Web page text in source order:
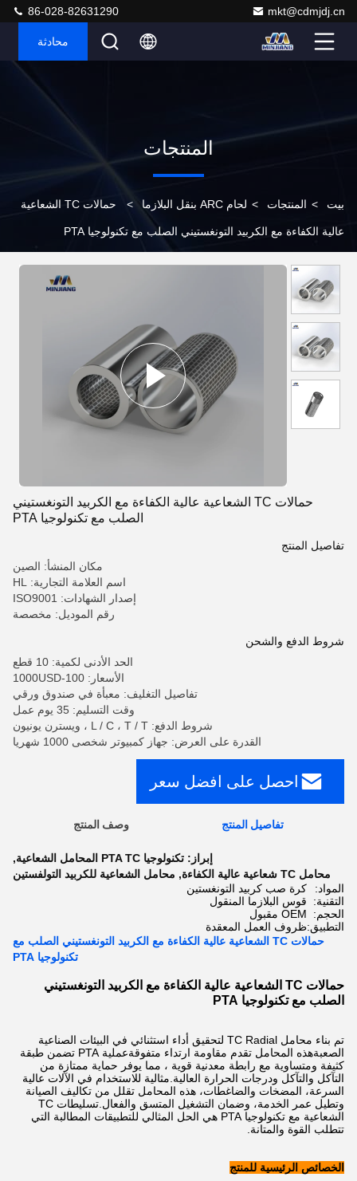
mkt@cdmjdj.cn
86-028-82631290
محادثة
المنتجات
بيت > المنتجات > لحام ARC بنقل البلازما > حمالات TC الشعاعية
عالية الكفاءة مع الكربيد التونغستيني الصلب مع تكنولوجيا PTA
حمالات TC الشعاعية عالية الكفاءة مع الكربيد التونغستيني
الصلب مع تكنولوجيا PTA
تفاصيل المنتج
مكان المنشأ: الصين
اسم العلامة التجارية: HL
إصدار الشهادات: ISO9001
رقم الموديل: مخصصة
شروط الدفع والشحن
الحد الأدنى لكمية: 10 قطع
الأسعار: 100-1000USD
تفاصيل التغليف: معبأة في صندوق ورقي
وقت التسليم: 35 يوم عمل
شروط الدفع: L / C ، T / T ، ويسترن يونيون
القدرة على العرض: جهاز كمبيوتر شخصى 1000 شهريا
احصل على افضل سعر
تفاصيل المنتج وصف المنتج
إبراز: تكنولوجيا PTA TC المحامل الشعاعية
,
محامل TC شعاعية عالية الكفاءة
, محامل الشعاعية للكربيد التولفستين
المواد:
كرة صب كربيد التونغستين
التقنية:
قوس البلازما المنقول
الحجم:
OEM مقبول
التطبيق:ظروف العمل المعقدة
حمالات TC الشعاعية عالية الكفاءة مع الكربيد التونغستيني الصلب مع
تكنولوجيا PTA
حمالات TC الشعاعية عالية الكفاءة مع الكربيد التونغستيني
الصلب مع تكنولوجيا PTA
تم بناء محامل TC Radial لتحقيق أداء استثنائي في البيئات الصناعية
الصعبةهذه المحامل تقدم مقاومة ارتداء متفوقةعملية PTA تضمن طبقة
كثيفة ومتساوية مع رابطة معدنية قوية ، مما يوفر حماية ممتازة من
التآكل والتآكل ودرجات الحرارة العالية.مثالية للاستخدام في الآلات عالية
السرعة، المضخات والضاغطات، هذه المحامل تقلل من تكاليف الصيانة
وتطيل عمر الخدمة، وضمان التشغيل المتسق والفعال.تسليطات TC
الشعاعية مع تكنولوجيا PTA هي الحل المثالي للتطبيقات المطالبة التي
تتطلب القوة والمتانة.
الخصائص الرئيسية للمنتج